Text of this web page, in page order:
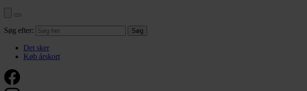
Søg efter:
Det sker
Køb årskort